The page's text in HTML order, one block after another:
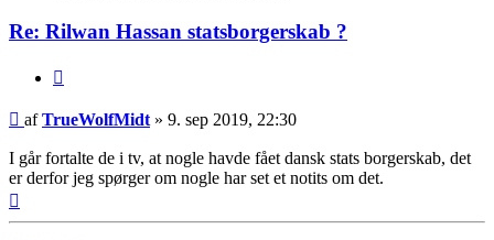
Re: Rilwan Hassan statsborgerskab ?
Indlæg
afTrueWolfMidt » 9. sep 2019, 22:30
I går fortalte de i tv, at nogle havde fået dansk stats borgerskab, det
er derfor jeg spørger om nogle har set et notits om det.